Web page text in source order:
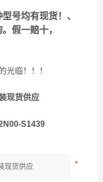
号均有现货！、
假一赔十，
光临！！！
现货供应
S1439